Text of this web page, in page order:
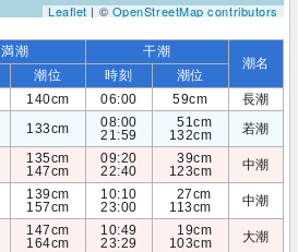
Leaflet| ©OpenStreetMap contributors
満潮 干潮
潮名
潮位 時刻
潮位
140cm 06:00 59cm
長潮
133cm
08:00
21:59
51cm
132cm
若潮
135cm
147cm
09:20
22:40
39cm
123cm
中潮
139cm
157cm
10:10
23:00
27cm
113cm
中潮
147cm
164cm
10:49
23:29
19cm
103cm
大潮